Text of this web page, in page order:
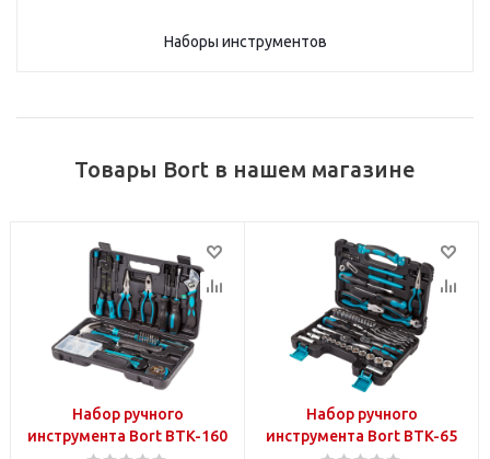
Наборы инструментов
Товары Bort в нашем магазине
Набор ручного
инструмента Bort BTK-160
Набор ручного
инструмента Bort BTK-65